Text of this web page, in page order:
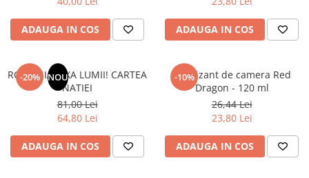
ADAUGA IN COS ADAUGA IN COS
-20% NOU
ROMANIA, AXA LUMII! CARTEA
NATIEI
81,00 Lei
64,80 Lei
ADAUGA IN COS
-10%
Odorizant de camera Red
Dragon - 120 ml
26,44 Lei
23,80 Lei
ADAUGA IN COS